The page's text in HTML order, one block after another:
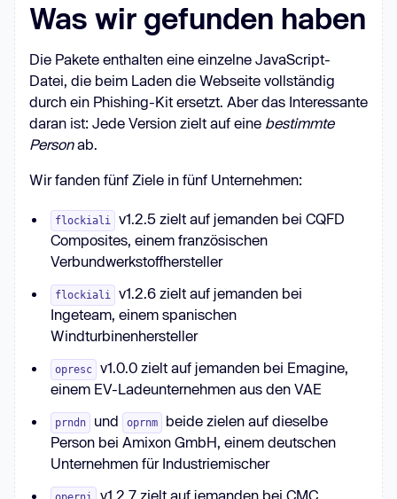
Was wir gefunden haben
Die Pakete enthalten eine einzelne JavaScript-
Datei, die beim Laden die Webseite vollständig
durch ein Phishing-Kit ersetzt. Aber das Interessante
daran ist: Jede Version zielt auf eine bestimmte
Personab.
Wir fanden fünf Ziele in fünf Unternehmen:
flockiali
v1.2.5 zielt auf jemanden bei CQFD
Composites, einem französischen
Verbundwerkstoffhersteller
flockiali
v1.2.6 zielt auf jemanden bei
Ingeteam, einem spanischen
Windturbinenhersteller
opresc
v1.0.0 zielt auf jemanden bei Emagine,
einem EV-Ladeunternehmen aus den VAE
prndn und oprnm
beide zielen auf dieselbe
Person bei Amixon GmbH, einem deutschen
Unternehmen für Industriemischer
v1.2.7 zielt auf jemanden bei CMC